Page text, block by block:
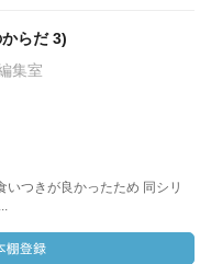
らだ 3)
集室
つきが良かったため 同シリ